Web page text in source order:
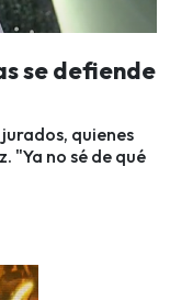
se defiende
quienes
"Ya no sé de qué